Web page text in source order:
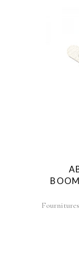
Fournitures